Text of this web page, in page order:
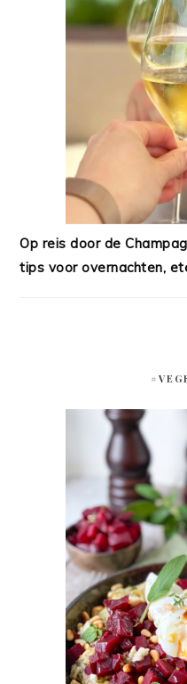
Op reis door de
tips voor overnachten,